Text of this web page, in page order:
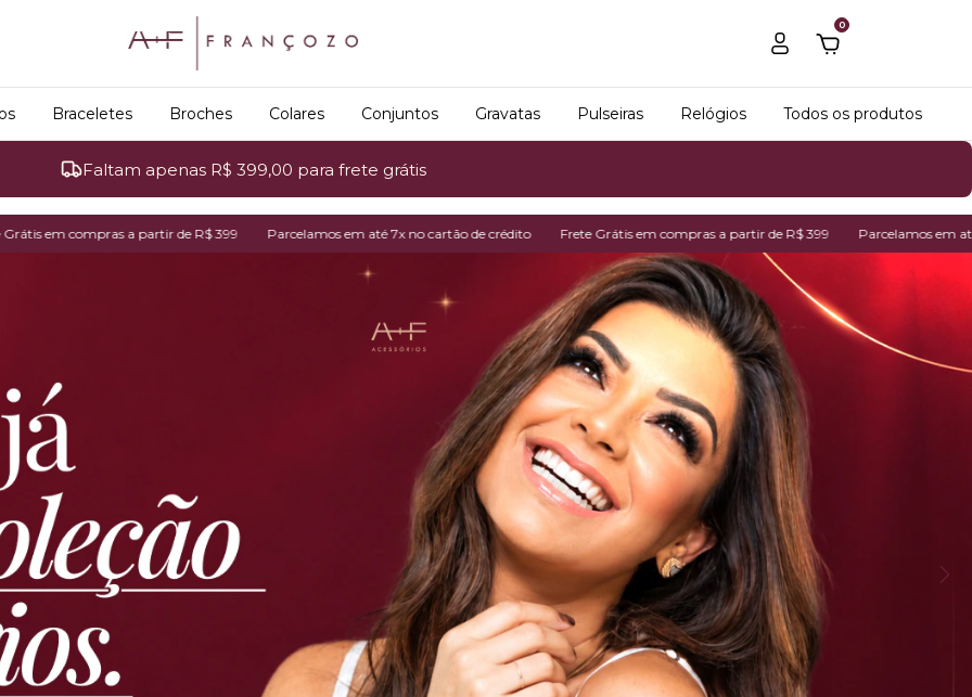
0
Braceletes Broches Colares Conjuntos Gravatas Pulseiras Relógios Todos os produtos
Faltam apenas R$ 399,00 para frete grátis
partir de R$ 399 Parcelamos em até 7x no cartão de crédito Frete Grátis em compras a partir de R$ 399 Parcelamos em até 7x no cartão de